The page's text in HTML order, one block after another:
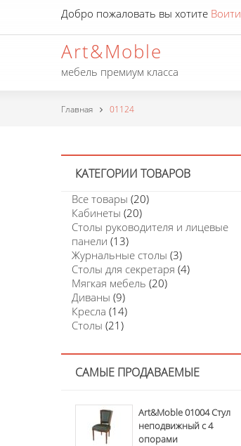
Добро пожаловать вы хотите Воити
Art&Moble
мебель премиум класса
Главная 01124
КАТЕГОРИИ ТОВАРОВ
Все товары (20)
Кабинеты (20)
Столы руководителя и лицевые
панели (13)
Журнальные столы (3)
Столы для секретаря (4)
Мягкая мебель (20)
Диваны (9)
Кресла (14)
Столы (21)
САМЫЕ ПРОДАВАЕМЫЕ
Art&Moble 01004 Стул
неподвижный с 4
опорами